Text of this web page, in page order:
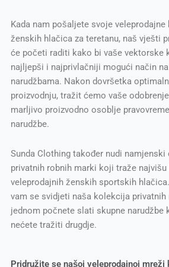
Kada nam pošaljete svoje
ženskih hlačica za teretanu, naš vješti
će početi raditi kako bi vaše vektorske
najljepši i najprivlačniji mogući način
narudžbama. Nakon dovršetka
proizvodnju, tražit ćemo vaše
marljivo proizvodno osoblje
narudžbe.
Sunda Clothing također nudi
privatnih robnih marki koji traže
veleprodajnih ženskih sportskih
vam se svidjeti naša kolekcija privatnih
jednom počnete slati skupne narudžbe
nećete tražiti drugdje.
Pridružite se našoj veleprodajnoj mreži